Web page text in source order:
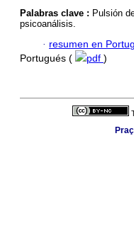
Palabras clave : Pulsión
psicoanálisis.
· resumen en
Portugués (
pdf )